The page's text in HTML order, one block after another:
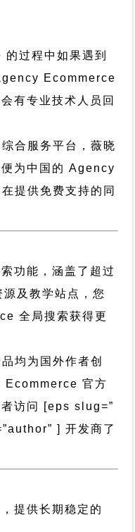
过程中如果遇到
Ecommerce
有专业技术人员回
合服务平台，薇晓
为中国的 Agency
提供免费支持的同
功能，涵盖了超过
及教学站点，您
全局搜索获得更
均为国外作者创
Ecommerce 官方
者访问 [eps slug=”
] 开发商了
提供长期稳定的